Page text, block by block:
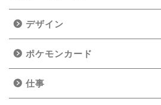
デザイン
ポケモンカード
仕事